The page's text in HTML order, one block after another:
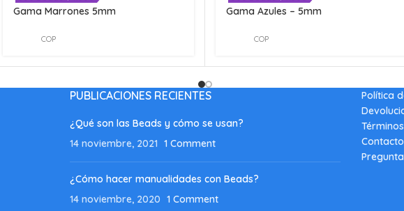
Gama Marrones 5mm
COP
Gama Azules – 5mm
COP
PUBLICACIONES RECIENTES
¿Qué son las Beads y cómo se usan?
14 noviembre, 2021 1 Comment
¿Cómo hacer manualidades con Beads?
14 noviembre, 2020 1 Comment
Política
Contacto